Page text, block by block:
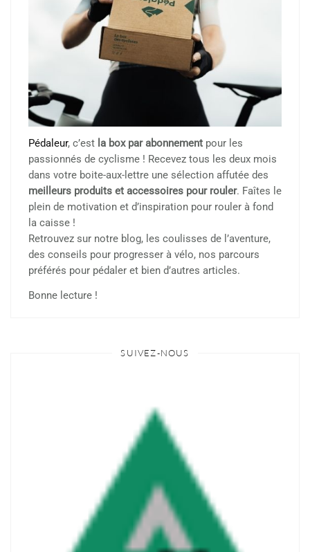
Pédaleur, c’est la box par abonnement pour les
passionnés de cyclisme ! Recevez tous les deux mois
dans votre boite-aux-lettre une sélection affutée des
meilleurs produits et accessoires pour rouler. Faîtes le
plein de motivation et d’inspiration pour rouler à fond
la caisse !
Retrouvez sur notre blog, les coulisses de l’aventure,
des conseils pour progresser à vélo, nos parcours
préférés pour pédaler et bien d’autres articles.
Bonne lecture !
SUIVEZ-NOUS